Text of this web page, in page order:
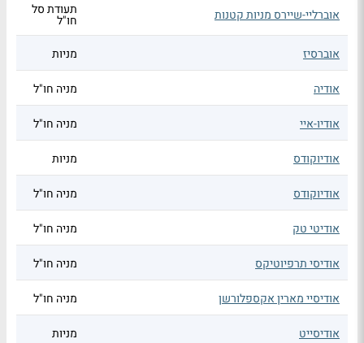
אוברליי-שיירס מניות קטנות תעודת סל
חו"ל
אוברסיז
מניות
אודיה מניה חו"ל
אודיו-איי מניה חו"ל
אודיוקודס מניות
אודיוקודס מניה חו"ל
אודיטי טק מניה חו"ל
אודיסי תרפיוטיקס מניה חו"ל
אודיסיי מארין אקספלורשן מניה חו"ל
אודיסייט מניות